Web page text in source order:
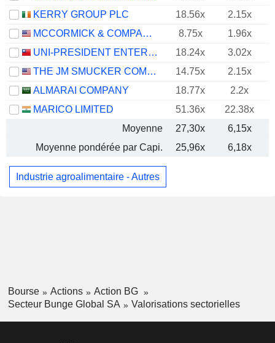
KERRY GROUP PLC
18.56x
2.15x
MCCORMICK & COMPANY, INCORPORATED
8.75x
1.96x
UNI-PRESIDENT ENTERPRISES CORP.
18.24x
3.02x
THE JM SMUCKER COMPANY
14.75x
2.15x
ALMARAI COMPANY
18.77x 2.2x
MARICO LIMITED
51.36x
22.38x
Moyenne
27,30x
6,15x
Moyenne pondérée par Capi.
25,96x 6,18x
Industrie agroalimentaire - Autres
Bourse Actions
Action BG
Secteur Bunge Global SA
Valorisations sectorielles